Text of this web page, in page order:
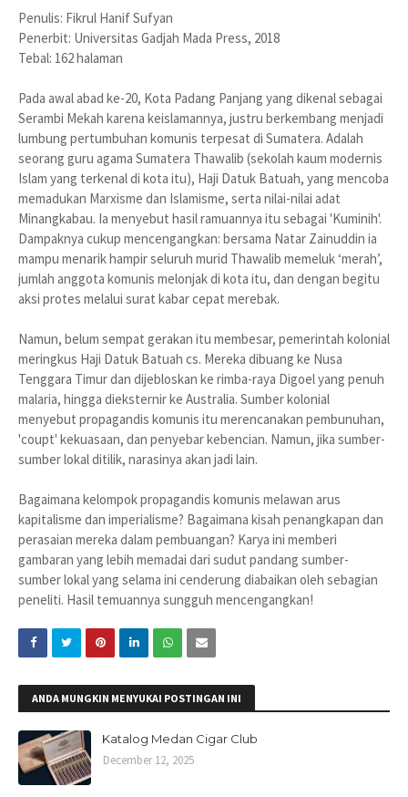
Penulis: Fikrul Hanif Sufyan
Penerbit: Universitas Gadjah Mada Press, 2018
Tebal: 162 halaman
Pada awal abad ke-20, Kota Padang Panjang yang dikenal sebagai
Serambi Mekah karena keislamannya, justru berkembang menjadi
lumbung pertumbuhan komunis terpesat di Sumatera. Adalah
seorang guru agama Sumatera Thawalib (sekolah kaum modernis
Islam yang terkenal di kota itu), Haji Datuk Batuah, yang mencoba
memadukan Marxisme dan Islamisme, serta nilai-nilai adat
Minangkabau. Ia menyebut hasil ramuannya itu sebagai 'Kuminih'.
Dampaknya cukup mencengangkan: bersama Natar Zainuddin ia
mampu menarik hampir seluruh murid Thawalib memeluk ‘merah’,
jumlah anggota komunis melonjak di kota itu, dan dengan begitu
aksi protes melalui surat kabar cepat merebak.
Namun, belum sempat gerakan itu membesar, pemerintah kolonial
meringkus Haji Datuk Batuah cs. Mereka dibuang ke Nusa
Tenggara Timur dan dijebloskan ke rimba-raya Digoel yang penuh
malaria, hingga dieksternir ke Australia. Sumber kolonial
menyebut propagandis komunis itu merencanakan pembunuhan,
'coupt' kekuasaan, dan penyebar kebencian. Namun, jika sumber-
sumber lokal ditilik, narasinya akan jadi lain.
Bagaimana kelompok propagandis komunis melawan arus
kapitalisme dan imperialisme? Bagaimana kisah penangkapan dan
perasaian mereka dalam pembuangan? Karya ini memberi
gambaran yang lebih memadai dari sudut pandang sumber-
sumber lokal yang selama ini cenderung diabaikan oleh sebagian
peneliti. Hasil temuannya sungguh mencengangkan!
ANDA MUNGKIN MENYUKAI POSTINGAN INI
Katalog Medan Cigar Club
December 12, 2025